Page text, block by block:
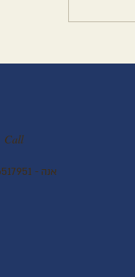
Call
054.6517951 - אנה